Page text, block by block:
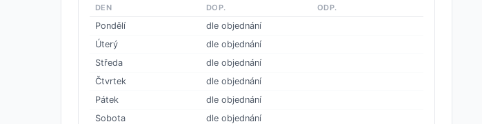
DEN DOP. ODP.
Pondělí
dle objednání
Úterý
dle objednání
Středa
dle objednání
Čtvrtek
dle objednání
Pátek
dle objednání
Sobota
dle objednání